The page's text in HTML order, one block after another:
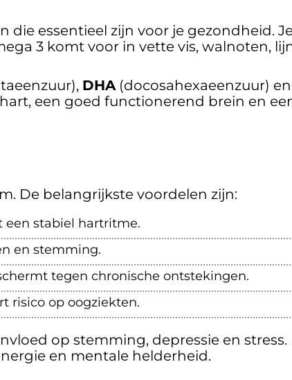
essentieel zijn voor je gezondheid.
3 komt voor in vette vis, walnoten,
DHA(docosahexaeenzuur) en
een goed functionerend brein en
De belangrijkste voordelen zijn:
een stabiel hartritme.
en stemming.
tegen chronische ontstekingen.
risico op oogziekten.
op stemming, depressie en stress.
en mentale helderheid.